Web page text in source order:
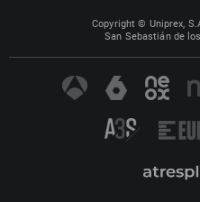
Copyright © Uniprex,
San Sebastián de